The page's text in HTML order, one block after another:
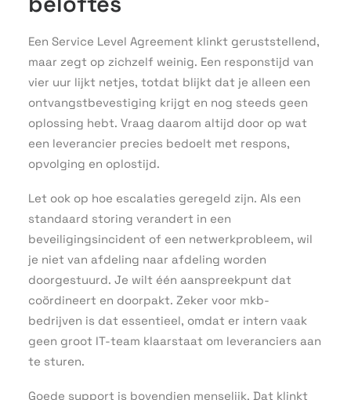
Een Service Level Agreement klinkt geruststellend,
maar zegt op zichzelf weinig. Een responstijd van
vier uur lijkt netjes, totdat blijkt dat je alleen een
ontvangstbevestiging krijgt en nog steeds geen
oplossing hebt. Vraag daarom altijd door op wat
een leverancier precies bedoelt met respons,
opvolging en oplostijd.
Let ook op hoe escalaties geregeld zijn. Als een
standaard storing verandert in een
beveiligingsincident of een netwerkprobleem, wil
je niet van afdeling naar afdeling worden
doorgestuurd. Je wilt één aanspreekpunt dat
coördineert en doorpakt. Zeker voor mkb-
bedrijven is dat essentieel, omdat er intern vaak
geen groot IT-team klaarstaat om leveranciers aan
te sturen.
Goede support is bovendien menselijk. Dat klinkt